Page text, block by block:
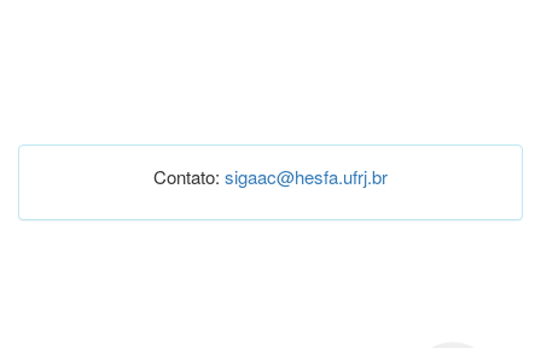
Contato: sigaac@hesfa.ufrj.br